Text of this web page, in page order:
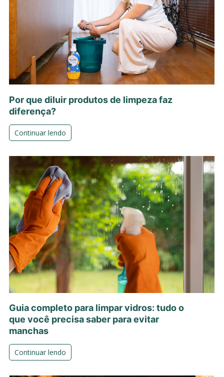
Por que diluir produtos de limpeza faz
diferença?
Continuar lendo
Guia completo para limpar vidros: tudo o
que você precisa saber para evitar
manchas
Continuar lendo